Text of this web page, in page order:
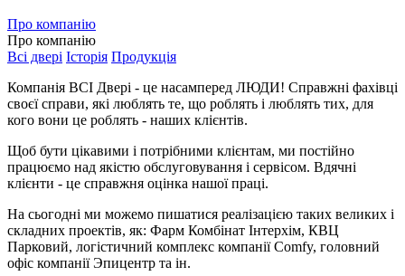
Про компанію
Про компанію
Всі двері Історія Продукція
Компанія ВСІ Двері - це насамперед ЛЮДИ! Справжні фахівці
своєї справи, які люблять те, що роблять і люблять тих, для
кого вони це роблять - наших клієнтів.
Щоб бути цікавими і потрібними клієнтам, ми постійно
працюємо над якістю обслуговування і сервісом. Вдячні
клієнти - це справжня оцінка нашої праці.
На сьогодні ми можемо пишатися реалізацією таких великих і
складних проектів, як: Фарм Комбінат Інтерхім, КВЦ
Парковий, логістичний комплекс компанії Comfy, головний
офіс компанії Эпицентр та ін.